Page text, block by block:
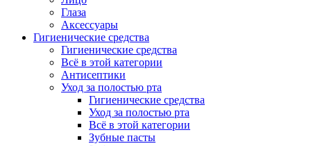
Глаза
Аксессуары
Гигиенические средства
Гигиенические средства
Всё в этой категории
Антисептики
Уход за полостью рта
Гигиенические средства
Уход за полостью рта
Всё в этой категории
Зубные пасты